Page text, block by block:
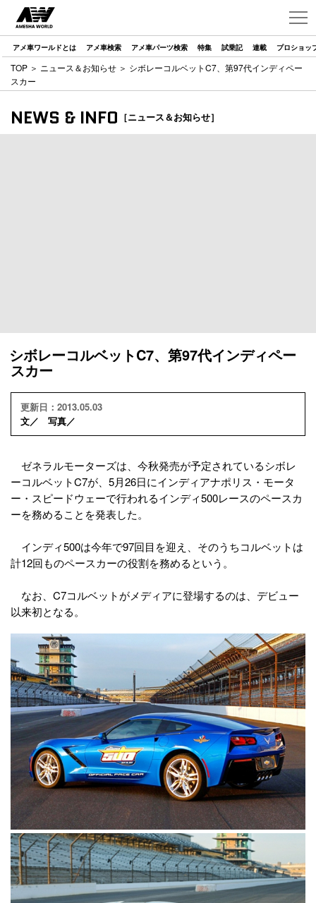
アメ車ワールドとは アメ車検索 アメ車パーツ検索 特集 試乗記 連載 プロショッ
TOP ＞ ニュース＆お知らせ ＞ シボレーコルベットC7、第97代インディペー
スカー
NEWS & INFO ［ニュース＆お知らせ］
シボレーコルベットC7、第97代インディペー
スカー
更新日：2013.05.03
文／ 写真／
ゼネラルモーターズは、今秋発売が予定されているシボレ
ーコルベットC7が、5月26日にインディアナポリス・モータ
ー・スピードウェーで行われるインディ500レースのペースカ
ーを務めることを発表した。
インディ500は今年で97回目を迎え、そのうちコルベットは
計12回ものペースカーの役割を務めるという。
なお、C7コルベットがメディアに登場するのは、デビュー
以来初となる。